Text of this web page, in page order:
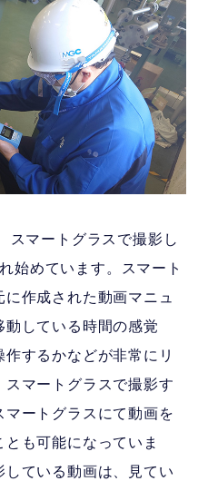
スマートグラスで撮影し
始めています。スマート
作成された動画マニュ
している時間の感覚
するかなどが非常にリ
マートグラスで撮影す
ートグラスにて動画を
も可能になっていま
ている動画は、見てい